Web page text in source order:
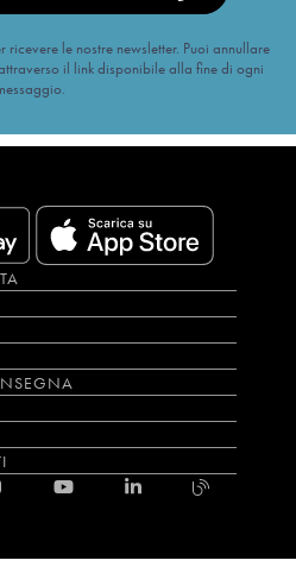
le nostre newsletter. Puoi annullare
il link disponibile alla fine di ogni